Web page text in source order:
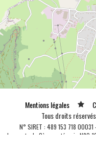
Mentions légales
Tous droits
N° SIRET : 489 153 718 00031
de spectacle 2ème catégorie N°2-